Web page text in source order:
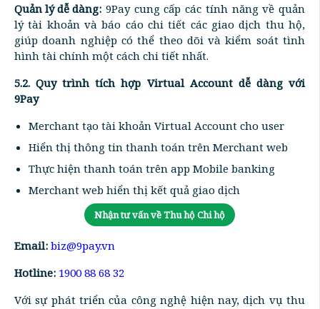
Quản lý dễ dàng: 9Pay cung cấp các tính năng về quản
lý tài khoản và báo cáo chi tiết các giao dịch thu hộ,
giúp doanh nghiệp có thể theo dõi và kiểm soát tình
hình tài chính một cách chi tiết nhất.
5.2. Quy trình tích hợp Virtual Account dễ dàng với
9Pay
Merchant tạo tài khoản Virtual Account cho user
Hiển thị thông tin thanh toán trên Merchant web
Thực hiện thanh toán trên app Mobile banking
Merchant web hiển thị kết quả giao dịch
Nhận tư vấn về Thu hộ Chi hộ
Email: biz@9pay.vn
Hotline: 1900 88 68 32
Với sự phát triển của công nghệ hiện nay, dịch vụ thu